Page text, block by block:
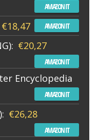
AMAZON IT
€18,47 AMAZON IT
€20,27
AMAZON IT
Encyclopedia
AMAZON IT
€26,28
AMAZON IT